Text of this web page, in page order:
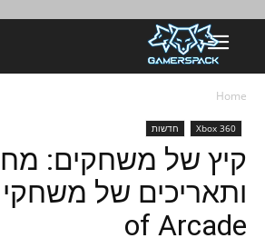
Home
Xbox 360 חדשות
קיץ של משחקים:
of Arcade